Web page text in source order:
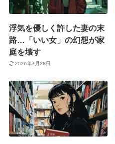
浮気を優しく許した妻の末
路…「いい女」の幻想が家
庭を壊す
2026年7月28日